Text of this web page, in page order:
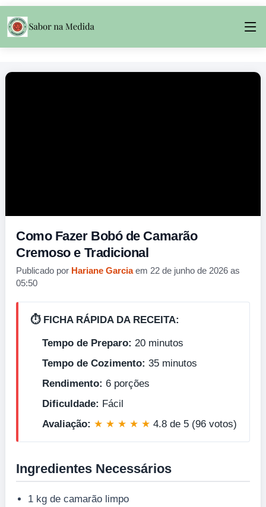
Como Fazer Bobó de Camarão
Cremoso e Tradicional
Publicado por Hariane Garciaem 22 de junho de 2026 as
05:50
⏱️ FICHA RÁPIDA DA RECEITA:
Tempo de Preparo: 20 minutos
Tempo de Cozimento: 35 minutos
Rendimento: 6 porções
Dificuldade: Fácil
Avaliação: ★ ★ ★ ★ ★ 4.8 de 5 (96 votos)
Ingredientes Necessários
1 kg de camarão limpo